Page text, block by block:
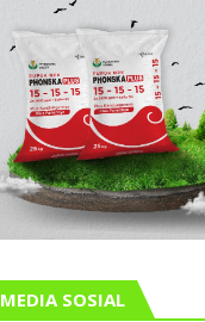
MEDIA SOSIAL